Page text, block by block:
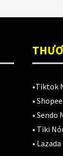
•Tiktok
•
• Sendo
• Tiki
•